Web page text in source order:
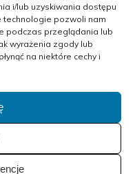
i/lub uzyskiwania dostępu
technologie pozwoli nam
podczas przeglądania lub
wyrażenia zgody lub
na niektóre cechy i
chętniej
profesjonalnie
i prezentują zdjęcia
pokazywanie
dbanie o swój
w internecie ma